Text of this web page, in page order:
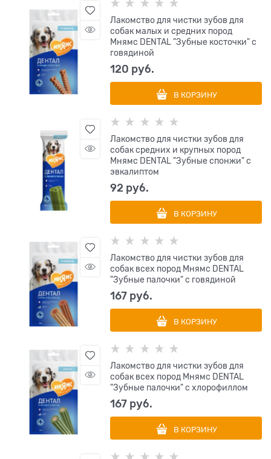
Лакомство для чистки зубов для
собак малых и средних пород
Мнямс DENTAL "Зубные косточки" с
говядиной
120 руб.
В КОРЗИНУ
Лакомство для чистки зубов для
собак средних и крупных пород
Мнямс DENTAL "Зубные спонжи" с
эвкалиптом
92 руб.
В КОРЗИНУ
Лакомство для чистки зубов для
собак всех пород Мнямс DENTAL
"Зубные палочки" с говядиной
167 руб.
В КОРЗИНУ
Лакомство для чистки зубов для
собак всех пород Мнямс DENTAL
"Зубные палочки" с хлорофиллом
167 руб.
В КОРЗИНУ